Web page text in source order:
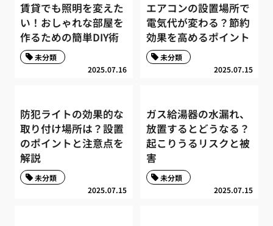
賃貸でも照明を変えた
い！おしゃれな部屋を
作るための簡単DIY術
2025.07.16
未分類
エアコンの設置場所で
電気代が変わる？節約
効果を高めるポイント
2025.07.15
未分類
防犯ライトの効果的な
取り付け場所は？設置
のポイントと注意点を
解説
2025.07.15
未分類
ガス給湯器の水漏れ、
放置するとどうなる？
起こりうるリスクと被
害
2025.07.15
未分類